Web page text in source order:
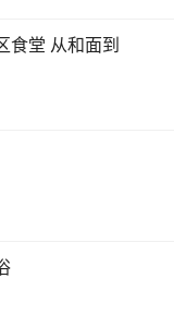
食堂 从和面到